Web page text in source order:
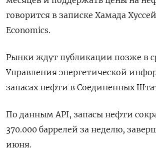
говорится в записке Хамада
Economics.
Рынки ждут публикации позже в
Управления энергетической
запасах нефти в Соединенных
По данным API, запасы нефти
370.000 баррелей за неделю,
июня.